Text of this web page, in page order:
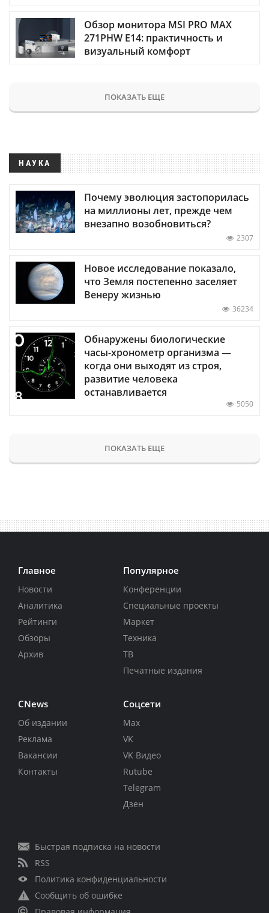
Обзор монитора MSI PRO MAX
271PHW E14: практичность и
визуальный комфорт
ПОКАЗАТЬ ЕЩЕ
НАУКА
Почему эволюция застопорилась
на миллионы лет, прежде чем
внезапно возобновиться?
2307
Новое исследование показало,
что Земля постепенно заселяет
Венеру жизнью
36234
Обнаружены биологические
часы-хронометр организма —
когда они выходят из строя,
развитие человека
останавливается
5050
ПОКАЗАТЬ ЕЩЕ
Главное
Новости
Аналитика
Рейтинги
Обзоры
Архив
Популярное
Конференции
Специальные проекты
Маркет
Техника
ТВ
Печатные издания
CNews
Об издании
Реклама
Вакансии
Контакты
Соцсети
Max
VK
VK Видео
Rutube
Telegram
Дзен
Быстрая подписка на новости
RSS
Политика конфиденциальности
Сообщить об ошибке